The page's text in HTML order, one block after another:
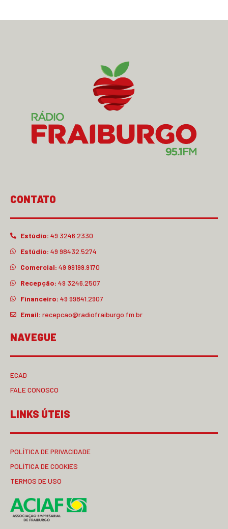
CONTATO
Estúdio: 49 3246.2330
Estúdio: 49 98432.5274
Comercial: 49 99199.9170
Recepção: 49 3246.2507
Financeiro: 49 99841.2907
Email: recepcao@radiofraiburgo.fm.br
NAVEGUE
ECAD
FALE CONOSCO
LINKS ÚTEIS
POLÍTICA DE PRIVACIDADE
POLÍTICA DE COOKIES
TERMOS DE USO